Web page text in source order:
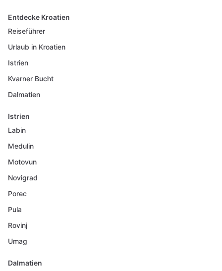
Entdecke Kroatien
Reiseführer
Urlaub in Kroatien
Istrien
Kvarner Bucht
Dalmatien
Istrien
Labin
Medulin
Motovun
Novigrad
Porec
Pula
Rovinj
Umag
Dalmatien